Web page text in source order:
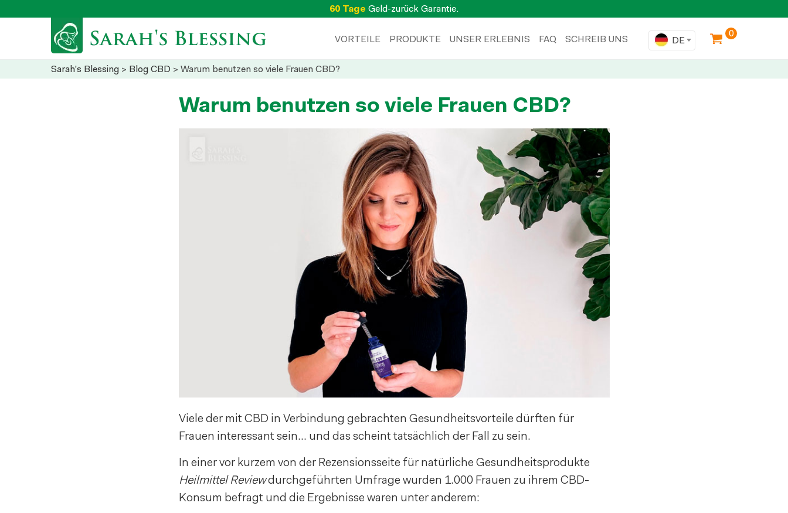
60 Tage Geld-zurück Garantie.
0
DE
VORTEILE PRODUKTE UNSER ERLEBNIS FAQ SCHREIB UNS
Sarah's Blessing > Blog CBD > Warum benutzen so viele Frauen CBD?
Warum benutzen so viele Frauen CBD?
Viele der mit CBD in Verbindung gebrachten Gesundheitsvorteile dürften für
Frauen interessant sein… und das scheint tatsächlich der Fall zu sein.
In einer vor kurzem von der Rezensionsseite für natürliche Gesundheitsprodukte
Heilmittel Reviewdurchgeführten Umfrage wurden 1.000 Frauen zu ihrem CBD-
Konsum befragt und die Ergebnisse waren unter anderem: